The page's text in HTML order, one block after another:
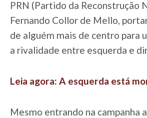
PRN (Partido da Reconstrução
Fernando Collor de Mello,
de alguém mais de centro para
a rivalidade entre esquerda e
Leia agora: A esquerda está
Mesmo entrando na campanha